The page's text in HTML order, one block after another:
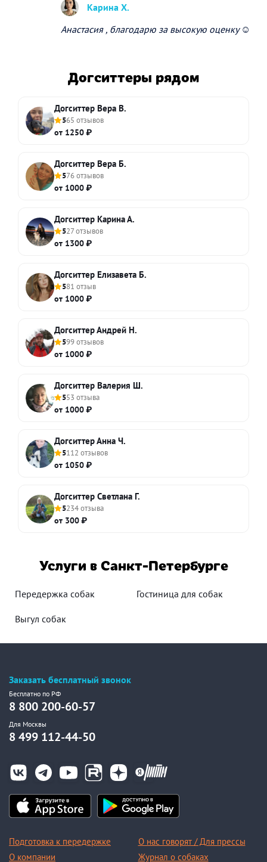
Карина Х.
Анастасия , благодарю за высокую оценку ☺️
Догситтеры рядом
Догситтер Вера В.
565 отзывов
от 1250 ₽
Догситтер Вера Б.
576 отзывов
от 1000 ₽
Догситтер Карина А.
527 отзывов
от 1300 ₽
Догситтер Елизавета Б.
581 отзыв
от 1000 ₽
Догситтер Андрей Н.
599 отзывов
от 1000 ₽
Догситтер Валерия Ш.
553 отзыва
от 1000 ₽
Догситтер Анна Ч.
5112 отзывов
от 1050 ₽
Догситтер Светлана Г.
5234 отзыва
от 300 ₽
Услуги в Санкт-Петербурге
Передержка собак Гостиница для собак
Выгул собак
Заказать бесплатный звонок
Бесплатно по РФ
8 800 200-60-57
Для Москвы
8 499 112-44-50
Подготовка к передержке
О компании
О нас говорят / Для прессы
Журнал о собаках